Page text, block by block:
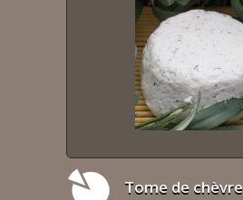
Tome de chèvre